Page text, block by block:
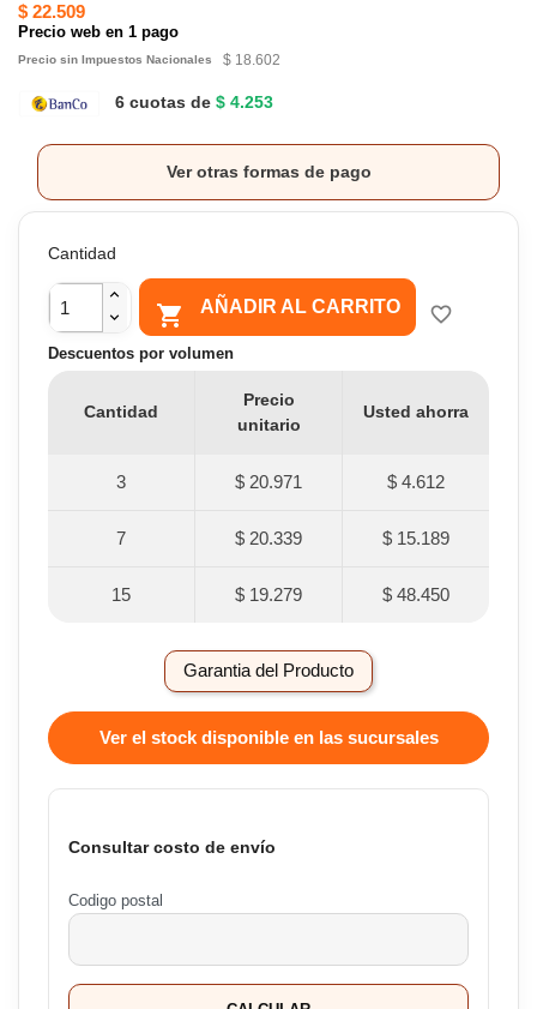
$ 22.509
Precio web en 1 pago
Precio sin Impuestos Nacionales $ 18.602
6 cuotas de $ 4.253
Ver otras formas de pago
Cantidad
 AÑADIR AL CARRITO favorite_border
Descuentos por volumen
Cantidad
Precio
unitario
Usted ahorra
3 $ 20.971 $ 4.612
7 $ 20.339 $ 15.189
15 $ 19.279 $ 48.450
Garantia del Producto
Ver el stock disponible en las sucursales
Consultar costo de envío
Codigo postal